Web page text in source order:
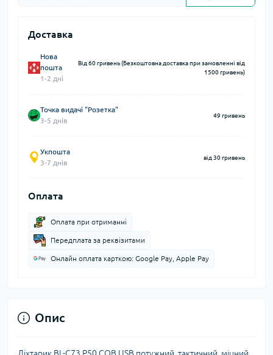
Доставка
Нова
пошта
1-2 дні
Від 60 гривень (Безкоштовна доставка при замовленні від
1500 гривень)
Точка видачі "Розетка"
3-5 днів
49 гривень
Укпошта
3-7 днів
від 30 гривень
Оплата
Оплата при отриманні
Передплата за реквізитами
Онлайн оплата карткою: Google Pay, Apple Pay
Опис